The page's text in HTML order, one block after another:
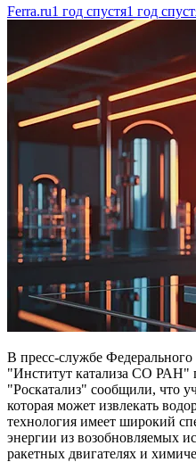
Ferra.ru1 год спустя1 год
В пресс-службе Федерального
"Институт катализа СО РАН"
"Роскатализ" сообщили, что
которая может извлекать
технология имеет широкий
энергии из возобновляемых
ракетных двигателях и